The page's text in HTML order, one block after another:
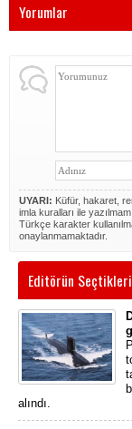
Yorumlar
UYARI: Küfür, hakaret,
imla kuralları ile
Türkçe karakter
onaylanmamaktadır.
Editörün Seçtikleri
alındı.